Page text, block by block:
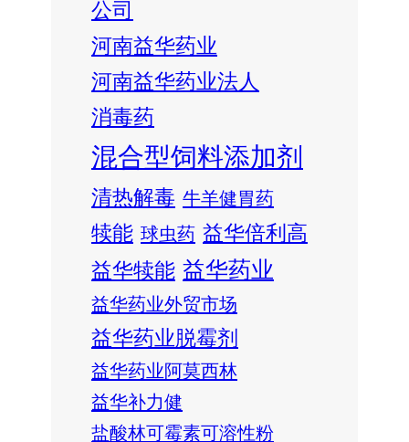
公司
河南益华药业
河南益华药业法人
消毒药
混合型饲料添加剂
清热解毒 牛羊健胃药
犊能 球虫药 益华倍利高
益华犊能 益华药业
益华药业外贸市场
益华药业脱霉剂
益华药业阿莫西林
益华补力健
盐酸林可霉素可溶性粉